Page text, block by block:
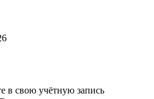
в свою учётную запись